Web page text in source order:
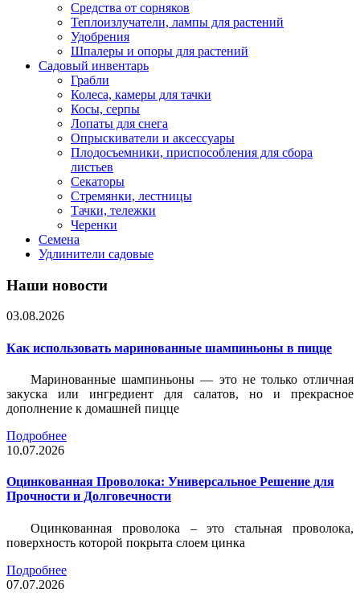
Средства от сорняков
Теплоизлучатели, лампы для растений
Удобрения
Шпалеры и опоры для растений
Садовый инвентарь
Грабли
Колеса, камеры для тачки
Косы, серпы
Лопаты для снега
Опрыскиватели и аксессуары
Плодосъемники, приспособления для сбора
листьев
Секаторы
Стремянки, лестницы
Тачки, тележки
Черенки
Семена
Удлинители садовые
Наши новости
03.08.2026
Как использовать маринованные шампиньоны в пицце
Маринованные шампиньоны — это не только отличная
закуска или ингредиент для салатов, но и прекрасное
дополнение к домашней пицце
Подробнее
10.07.2026
Оцинкованная Проволока: Универсальное Решение для
Прочности и Долговечности
Оцинкованная проволока – это стальная проволока,
поверхность которой покрыта слоем цинка
Подробнее
07.07.2026